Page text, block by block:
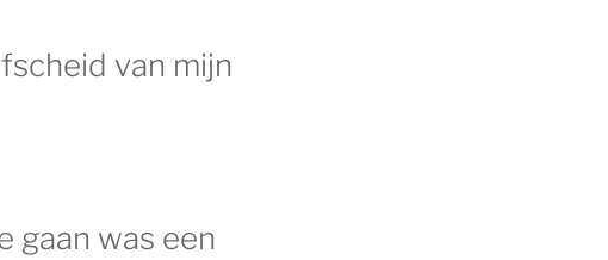
van mijn
gaan was een